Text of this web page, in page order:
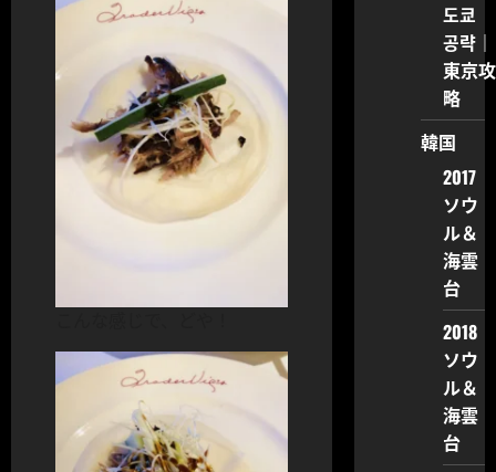
도쿄
공략｜
東京攻
略
韓国
2017
ソウ
ル＆
海雲
台
2018
ソウ
ル＆
海雲
台